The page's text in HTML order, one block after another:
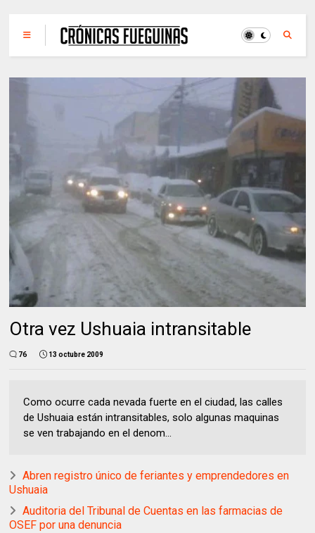
Otra vez Ushuaia intransitable
76 13 octubre 2009
Como ocurre cada nevada fuerte en el ciudad, las calles
de Ushuaia están intransitables, solo algunas maquinas
se ven trabajando en el denom...
Abren registro único de feriantes y emprendedores en
Ushuaia
Auditoria del Tribunal de Cuentas en las farmacias de
OSEF por una denuncia